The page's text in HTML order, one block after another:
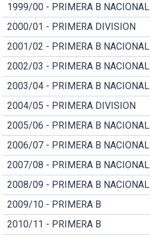
1999/00 - PRIMERA B NACIONAL
2000/01 - PRIMERA DIVISION
2001/02 - PRIMERA B NACIONAL
2002/03 - PRIMERA B NACIONAL
2003/04 - PRIMERA B NACIONAL
2004/05 - PRIMERA DIVISION
2005/06 - PRIMERA B NACIONAL
2006/07 - PRIMERA B NACIONAL
2007/08 - PRIMERA B NACIONAL
2008/09 - PRIMERA B NACIONAL
2009/10 - PRIMERA B
2010/11 - PRIMERA B